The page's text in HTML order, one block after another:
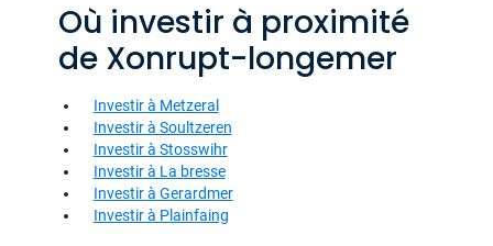
Où investir à proximité
de Xonrupt-longemer
Investir à Metzeral
Investir à Soultzeren
Investir à Stosswihr
Investir à La bresse
Investir à Gerardmer
Investir à Plainfaing